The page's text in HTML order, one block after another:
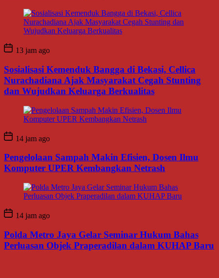
13 jam ago
Sosialisasi Kemenduk Bangga di Bekasi, Cellica
Nurachadiana Ajak Masyarakat Cegah Stunting
dan Wujudkan Keluarga Berkualitas
14 jam ago
Pengelolaan Sampah Makin Efisien, Dosen Ilmu
Komputer UPER Kembangkan Netrash
14 jam ago
Polda Metro Jaya Gelar Seminar Hukum Bahas
Perluasan Objek Praperadilan dalam KUHAP Baru